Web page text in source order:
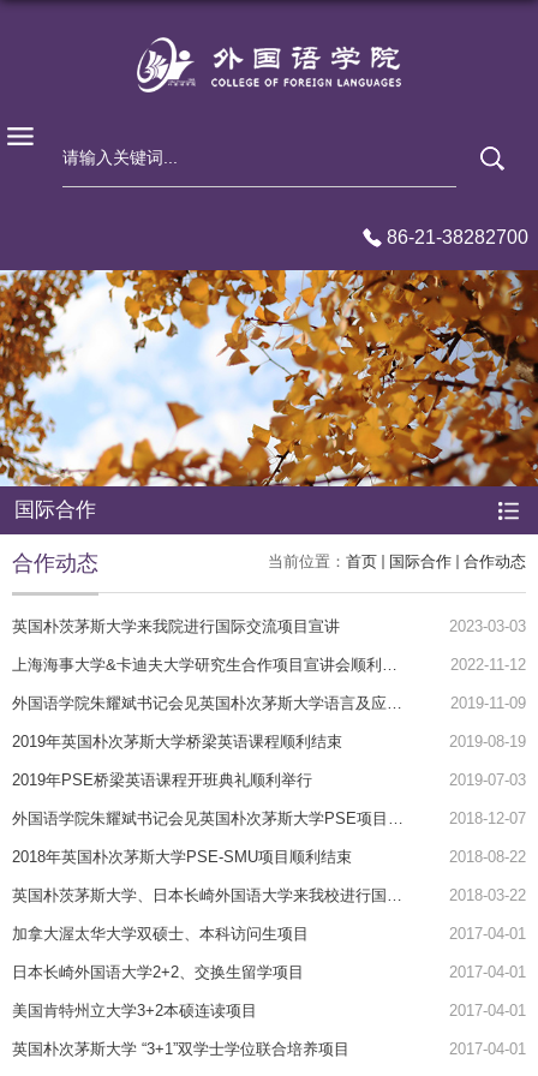
86-21-38282700
国际合作
当前位置： 首页 国际合作 合作动态
合作动态
英国朴茨茅斯大学来我院进行国际交流项目宣讲 2023-03-03
上海海事大学&卡迪夫大学研究生合作项目宣讲会顺利举行 2022-11-12
外国语学院朱耀斌书记会见英国朴次茅斯大学语言及应用语言学系主任 2019-11-09
2019年英国朴次茅斯大学桥梁英语课程顺利结束 2019-08-19
2019年PSE桥梁英语课程开班典礼顺利举行 2019-07-03
外国语学院朱耀斌书记会见英国朴次茅斯大学PSE项目负责人 2018-12-07
2018年英国朴次茅斯大学PSE-SMU项目顺利结束 2018-08-22
英国朴茨茅斯大学、日本长崎外国语大学来我校进行国际交流项目宣讲 2018-03-22
加拿大渥太华大学双硕士、本科访问生项目 2017-04-01
日本​长崎外国语大学2+2、交换生留学项目 2017-04-01
美国肯特州立大学3+2本硕连读项目 2017-04-01
英国朴次茅斯大学 “3+1”双学士学位联合培养项目 2017-04-01